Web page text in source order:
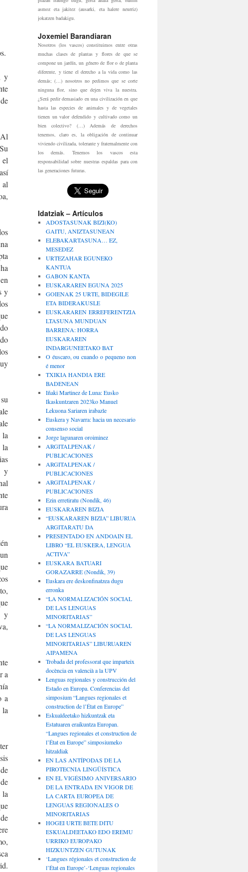
y
el
al
y
la
la
y
y
a
a
la
asmoz eta jakitez (ausarki, eta halere neurriz)
jokatzen badakigu.
Joxemiel Barandiaran
Nosotros (los vascos) constituimos entre otras
muchas clases de plantas y flores de que se
compone un jardín, un género de flor o de planta
diferente, y tiene el derecho a la vida como las
demás; (…) nosotros no pedimos que se corte
ninguna flor, sino que dejen viva la nuestra.
¿Será pedir demasiado en una civilización en que
hasta las especies de animales y de vegetales
tienen un valor defendido y cultivado como un
bien colectivo? (…) Además de derechos
tenemos, claro es, la obligación de continuar
viviendo civilizada, tolerante y fraternalmente con
los demás. Tenemos los vascos esta
responsabilidad sobre nuestras espaldas para con
las generaciones futuras.
Idatziak – Artículos
ADOSTASUNAK BIZI(KO)
GAITU, ANIZTASUNEAN
ELEBAKARTASUNA… EZ,
MESEDEZ
URTEZAHAR EGUNEKO
KANTUA
GABON KANTA
EUSKARAREN EGUNA 2025
GOIENAK 25 URTE, BIDEGILE
ETA BIDERAKUSLE
EUSKARAREN ERREFERENTZIA
LTASUNA MUNDUAN
BARRENA: HORRA
EUSKARAREN
INDARGUNEETAKO BAT
O éuscaro, ou cuando o pequeno non
é menor
TXIKIA HANDIA ERE
BADENEAN
Iñaki Martinez de Luna: Eusko
Ikaskuntzaren 2023ko Manuel
Lekuona Sariaren irabazle
Euskera y Navarra: hacia un necesario
consenso social
Jorge lagunaren oroiminez
ARGITALPENAK /
PUBLICACIONES
ARGITALPENAK /
PUBLICACIONES
ARGITALPENAK /
PUBLICACIONES
Ezin erretiratu (Nondik, 46)
EUSKARAREN BIZIA
“EUSKARAREN BIZIA” LIBURUA
ARGITARATU DA
PRESENTADO EN ANDOAIN EL
LIBRO “EL EUSKERA, LENGUA
ACTIVA”
EUSKARA BATUARI
GORAZARRE (Nondik, 39)
Euskara ere deskonfinatzea dugu
erronka
“LA NORMALIZACIÓN SOCIAL
DE LAS LENGUAS
MINORITARIAS”
“LA NORMALIZACIÓN SOCIAL
DE LAS LENGUAS
MINORITARIAS” LIBURUAREN
AIPAMENA
Trobada del professorat que imparteix
docència en valencià a la UPV
Lenguas regionales y construcción del
Estado en Europa. Conferencias del
simposium “Langues regionales et
construction de l’État en Europe”
Eskualdeetako hizkuntzak eta
Estatuaren eraikuntza Europan.
“Langues regionales et construction de
l’État en Europe” simposiumeko
hitzaldiak
EN LAS ANTÍPODAS DE LA
PIROTECNIA LINGÜÍSTICA
EN EL VIGÉSIMO ANIVERSARIO
DE LA ENTRADA EN VIGOR DE
LA CARTA EUROPEA DE
LENGUAS REGIONALES O
MINORITARIAS
HOGEI URTE BETE DITU
ESKUALDEETAKO EDO EREMU
URRIKO EUROPAKO
HIZKUNTZEN GUTUNAK
‘Langues régionales et construction de
l’État en Europe’-‘Lenguas regionales